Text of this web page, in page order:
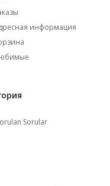
информация
Sorular